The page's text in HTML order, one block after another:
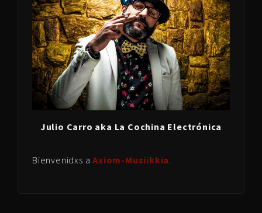
Julio Carro aka La Cochina Electrónica
Bienvenidxs aAxiom-Musiikkia